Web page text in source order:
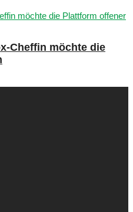
Cheffin möchte die